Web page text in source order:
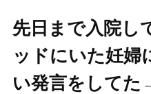
先日まで入院し
ッドにいた妊婦
い発言をして